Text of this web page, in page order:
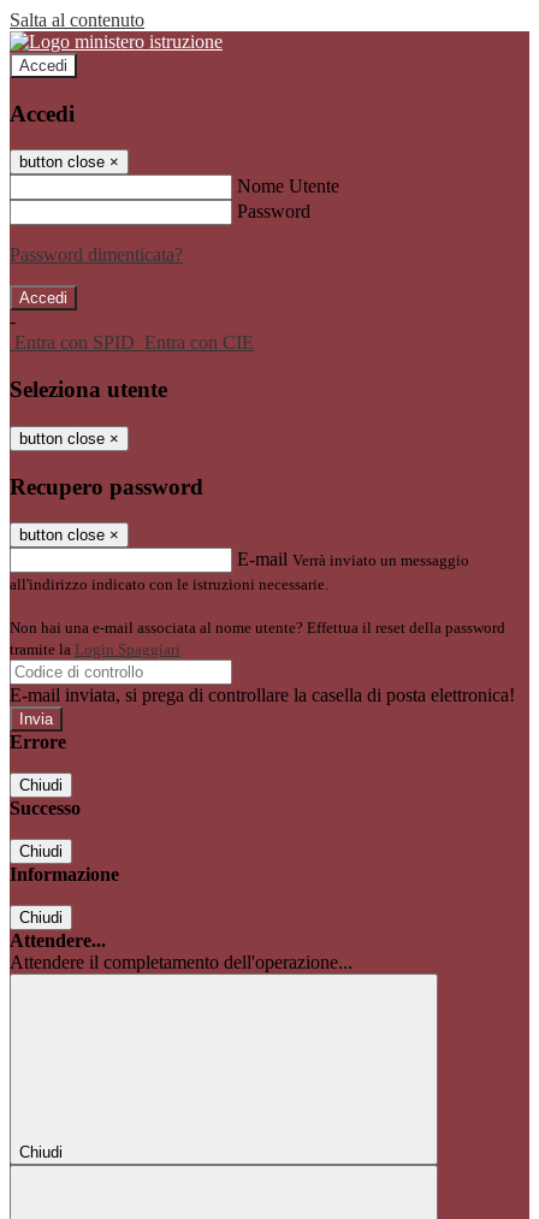
Salta al contenuto
Accedi
Accedi
button close ×
Nome Utente
Password
Password dimenticata?
-
Entra con SPID Entra con CIE
Seleziona utente
button close ×
Recupero password
button close ×
E-mail Verrà inviato un messaggio
all'indirizzo indicato con le istruzioni necessarie.
Non hai una e-mail associata al nome utente? Effettua il reset della password
tramite la Login Spaggiari
E-mail inviata, si prega di controllare la casella di posta elettronica!
Errore
Chiudi
Successo
Chiudi
Informazione
Chiudi
Attendere...
Attendere il completamento dell'operazione...
Chiudi